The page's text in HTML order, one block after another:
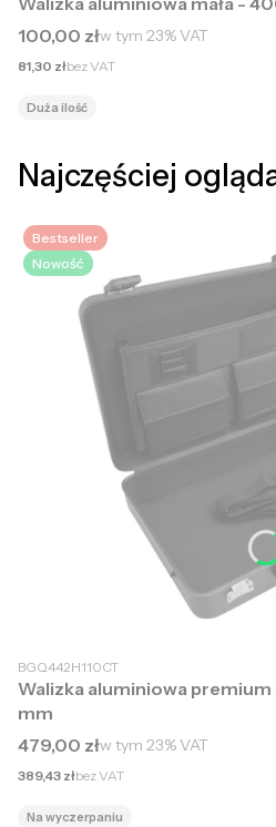
Cena brutto
100,00 złw tym 23%VAT
Cena netto
81,30 złbez VAT
Duża ilość
Najczęściej
Bestseller
Nowość
BGQ442H110CT
Walizka aluminiowa premium
mm
Cena brutto
479,00 złw tym 23%VAT
Cena netto
389,43 złbez VAT
Na wyczerpaniu